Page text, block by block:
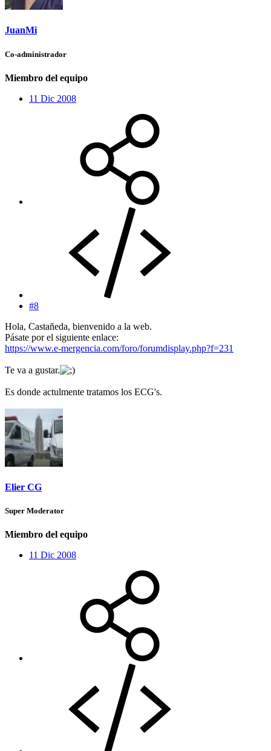
JuanMi
Co-administrador
Miembro del equipo
11 Dic 2008
#8
Hola, Castañeda, bienvenido a la web.
Pásate por el siguiente enlace:
https://www.e-mergencia.com/foro/forumdisplay.php?f=231
Te va a gustar.
Es donde actulmente tratamos los ECG's.
Elier CG
Super Moderator
Miembro del equipo
11 Dic 2008